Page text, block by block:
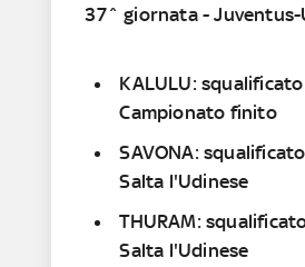
37^ giornata - Juventus-
KALULU:
Campionato finito
SAVONA:
Salta l'Udinese
THURAM:
Salta l'Udinese